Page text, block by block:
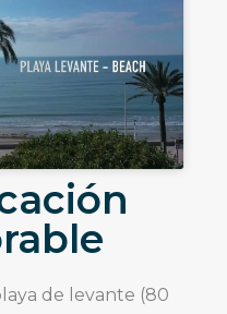
de levante (80